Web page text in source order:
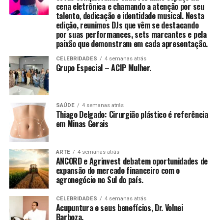
Com uma proposta que integra desenvolvimento
emocional, inteligência financeira, posicionamento
estratégico e expansão de visibilidade, o V8 entrega mais
do que benefícios — entrega um novo padrão de vida e
negócios.
“E esse valor não vem apenas da experiência que
acumula, mas da forma como você se posiciona, se
reinventa e se torna indispensável e reconhecido pelo
impacto que gera. Sua jornada não é apenas um caminho
percorrido, mas um patrimônio valioso”, acrescenta.
Com linguagem acessível, o livro combina elementos de
autobiografia, liderança e planejamento estratégico,
propondo um caminho prático para quem deseja
assumir o controle da própria trajetória com clareza,
ousadia e consistência. O método apresentado por
Mirella é o “Plano de Voo”, estruturado em três pilares:
Visão Estratégica, Ousadia Calculada e Operação
Consistente. Juntos, esses pilares funcionam como um
guia para profissionais que buscam direcionamento e
protagonismo em um mercado cada vez mais dinâmico e
competitivo.
cena eletrônica e chamando a atenção por seu
talento, dedicação e identidade musical. Nesta
edição, reunimos DJs que vêm se destacando
por suas performances, sets marcantes e pela
paixão que demonstram em cada apresentação.
CELEBRIDADES 4 semanas atrás
Grupo Especial – ACIP Mulher.
SAÚDE 4 semanas atrás
Thiago Delgado: Cirurgião plástico é referência
em Minas Gerais
ARTE 4 semanas atrás
ANCORD e Agrinvest debatem oportunidades de
expansão do mercado financeiro com o
agronegócio no Sul do país.
CELEBRIDADES 4 semanas atrás
Acupuntura e seus benefícios, Dr. Volnei
Barboza.